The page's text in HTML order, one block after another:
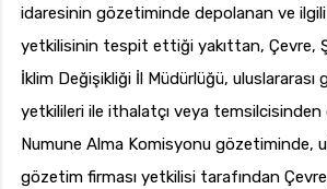
idaresinin gözetiminde depolanan ve
yetkilisinin tespit ettiği yakıttan, Çevre,
İklim Değişikliği İl Müdürlüğü, uluslararası
yetkilileri ile ithalatçı veya temsilcisinden
Numune Alma Komisyonu gözetiminde,
gözetim firması yetkilisi tarafından